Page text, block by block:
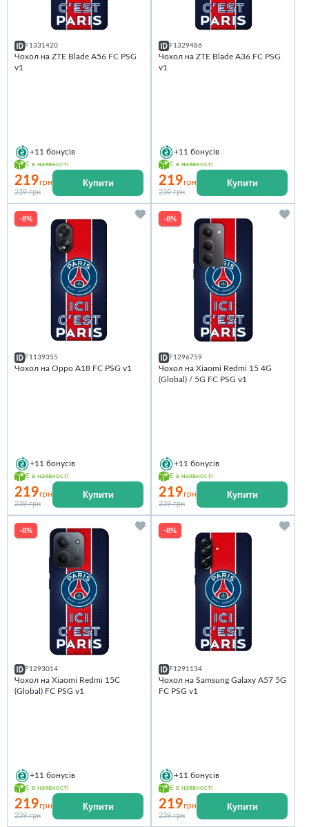
F1331420
Чохол на ZTE Blade A56 FC PSG
v1
+11 бонусів
Є в наявності
219грн
239 грн
Купити
F1329486
Чохол на ZTE Blade A36 FC PSG
v1
+11 бонусів
Є в наявності
219грн
239 грн
Купити
-8%
F1139355
Чохол на Oppo A18 FC PSG v1
+11 бонусів
Є в наявності
219грн
239 грн
Купити
-8%
F1296759
Чохол на Xiaomi Redmi 15 4G
(Global) / 5G FC PSG v1
+11 бонусів
Є в наявності
219грн
239 грн
Купити
-8%
F1293014
Чохол на Xiaomi Redmi 15C
(Global) FC PSG v1
+11 бонусів
Є в наявності
219грн
239 грн
Купити
-8%
F1291134
Чохол на Samsung Galaxy A57 5G
FC PSG v1
+11 бонусів
Є в наявності
219грн
239 грн
Купити